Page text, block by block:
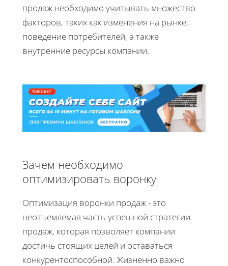
продаж необходимо учитывать множество
факторов, таких как изменения на рынке,
поведение потребителей, а также
внутренние ресурсы компании.
Зачем необходимо
оптимизировать воронку
Оптимизация воронки продаж - это
неотъемлемая часть успешной стратегии
продаж, которая позволяет компании
достичь стоящих целей и оставаться
конкурентоспособной. Жизненно важно